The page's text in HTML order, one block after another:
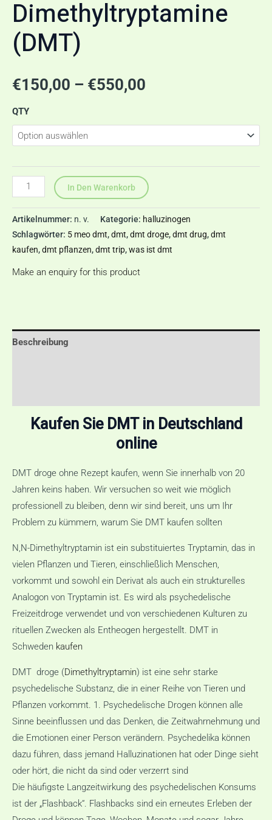
Dimethyltryptamine
(DMT)
€150,00 – €550,00
QTY
In Den Warenkorb
Artikelnummer: n. v. Kategorie: halluzinogen
Schlagwörter: 5 meo dmt,dmt,dmt droge,dmt drug,dmt
kaufen,dmt pflanzen,dmt trip,was ist dmt
Make an enquiry for this product
Beschreibung
Kaufen Sie DMT in Deutschland
online
DMT droge ohne Rezept kaufen, wenn Sie innerhalb von 20
Jahren keins haben. Wir versuchen so weit wie möglich
professionell zu bleiben, denn wir sind bereit, uns um Ihr
Problem zu kümmern, warum Sie DMT kaufen sollten
N,N-Dimethyltryptamin ist ein substituiertes Tryptamin, das in
vielen Pflanzen und Tieren, einschließlich Menschen,
vorkommt und sowohl ein Derivat als auch ein strukturelles
Analogon von Tryptamin ist. Es wird als psychedelische
Freizeitdroge verwendet und von verschiedenen Kulturen zu
rituellen Zwecken als Entheogen hergestellt. DMT in
Schweden kaufen
DMT droge (Dimethyltryptamin) ist eine sehr starke
psychedelische Substanz, die in einer Reihe von Tieren und
Pflanzen vorkommt. 1. Psychedelische Drogen können alle
Sinne beeinflussen und das Denken, die Zeitwahrnehmung und
die Emotionen einer Person verändern. Psychedelika können
dazu führen, dass jemand Halluzinationen hat oder Dinge sieht
oder hört, die nicht da sind oder verzerrt sind
Die häufigste Langzeitwirkung des psychedelischen Konsums
ist der „Flashback“. Flashbacks sind ein erneutes Erleben der